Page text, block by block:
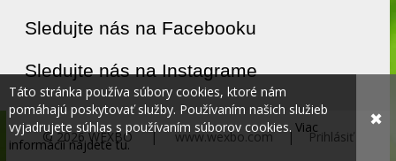
Sledujte nás na Facebooku
Sledujte nás na Instagrame
© 2026 WEXBO |www.wexbo.com|Prihlásiť
Táto stránka používa súbory cookies, ktoré nám
pomáhajú poskytovať služby. Používaním našich služieb
vyjadrujete súhlas s používaním súborov cookies. Viac
informácií nájdete tu.
✖